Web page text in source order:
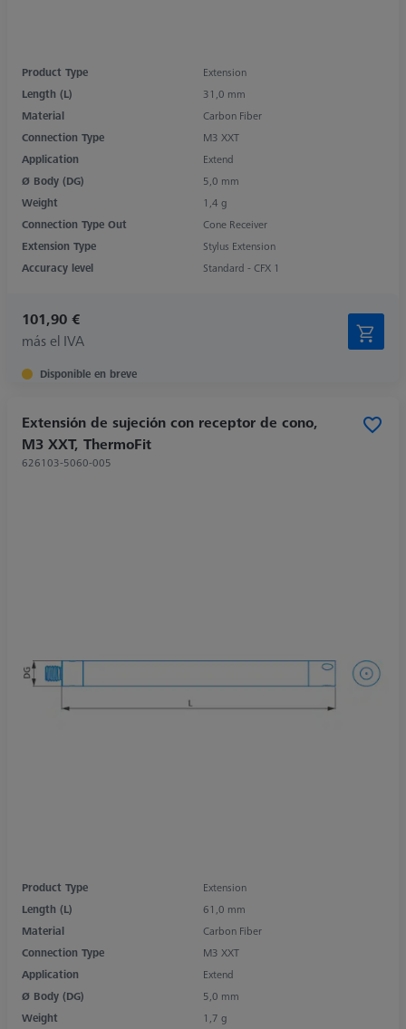
Product Type
Extension
Length (L)
31,0 mm
Material
Carbon Fiber
Connection Type
M3 XXT
Application
Extend
Ø Body (DG)
5,0 mm
Weight
1,4 g
Connection Type Out
Cone Receiver
Extension Type
Stylus Extension
Accuracy level
Standard - CFX 1
101,90 €
más el IVA
Disponible en breve
Extensión de sujeción con receptor de cono,
M3 XXT, ThermoFit
626103-5060-005
Product Type
Extension
Length (L)
61,0 mm
Material
Carbon Fiber
Connection Type
M3 XXT
Application
Extend
Ø Body (DG)
5,0 mm
Weight
1,7 g